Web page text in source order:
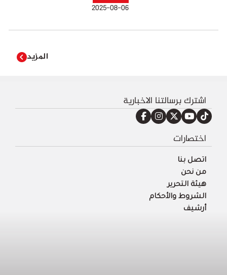
2025-08-06
المزيد
اشترك برسالتنا الاخبارية
اختصارات
اتصل بنا
من نحن
هيئة التحرير
الشروط والأحكام
أرشيف